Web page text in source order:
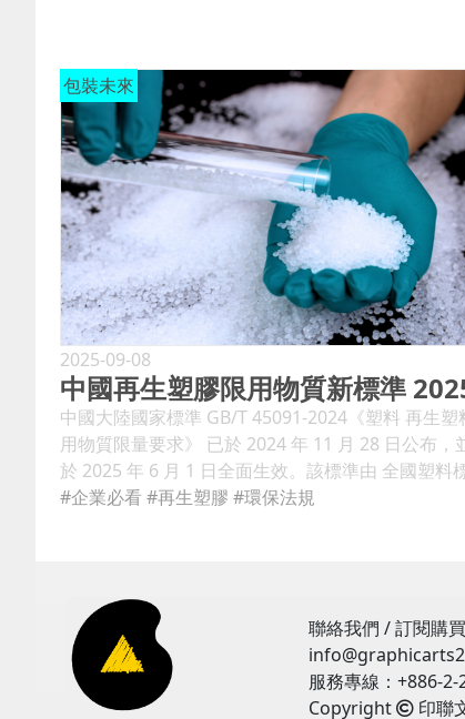
包裝未來
2025-09-08
中國大陸國家標準 GB/T 45091-2024《塑料 再生塑
用物質限量要求》 已於 2024 年 11 月 28 日公布，
於 2025 年 6 月 1 日全面生效。該標準由 全國塑料
化技術委員會 (SAC/TC15) 管理，旨在規範再生塑膠
類、預警類 。標準列明各類物質的限量、檢測方法
適用場景（製造、供應、貿易、驗證及監管），但
於危險廢棄物（如醫療廢棄物、農藥包裝）及放射
物。 隨著塑膠應用廣泛、環保意識抬頭與經濟發展
求，再生塑膠材料的規範化成為循環經濟的重要一
#企業必看 #再生塑膠 #環保法規
聯絡我們 / 訂閱購
服務專線：+886-
Copyright
印聯